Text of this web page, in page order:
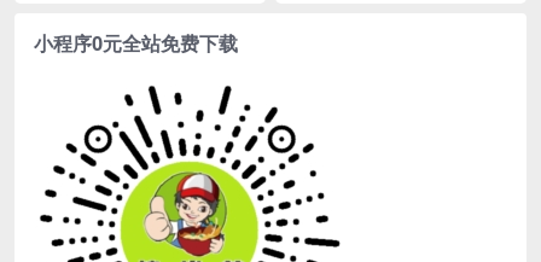
小程序0元全站免费下载